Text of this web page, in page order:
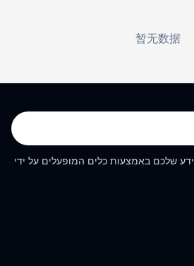
暂无数据
שלכם באמצעות כלים המופעלים על ידי